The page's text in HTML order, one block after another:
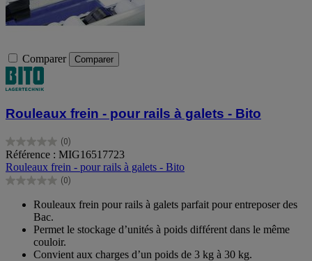
Comparer Comparer
Rouleaux frein - pour rails à galets - Bito
(0)
0.0
sur
5
étoiles.
Référence : MIG16517723
Rouleaux frein - pour rails à galets - Bito
(0)
0.0
étoiles.
Rouleaux frein pour rails à galets parfait pour entreposer des
Bac.
Permet le stockage d’unités à poids différent dans le même
couloir.
Convient aux charges d’un poids de 3 kg à 30 kg.